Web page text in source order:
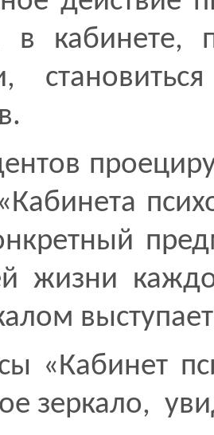
в кабинете,
жизни
«Кабинет
зеркало,